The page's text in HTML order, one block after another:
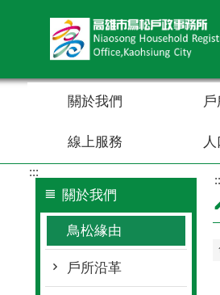
關於我們
線上服務
:::
關於我們
鳥松緣由
戶所沿革